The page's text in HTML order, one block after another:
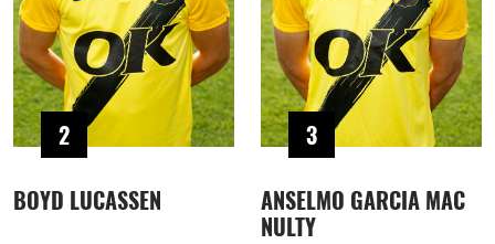
2
BOYD LUCASSEN
3
ANSELMO GARCIA MAC
NULTY